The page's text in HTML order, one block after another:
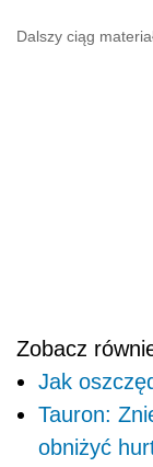
Dalszy ciąg
Zobacz
Jak
Tauron:
obniżyć